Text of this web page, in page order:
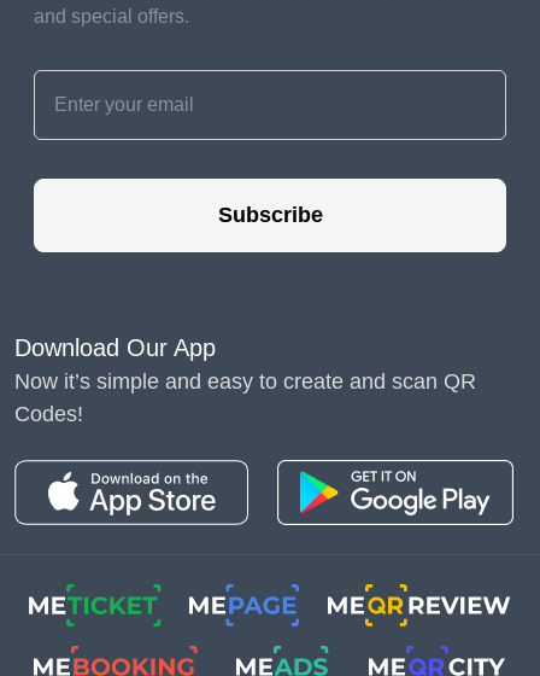
น้อยหนึ่งเกมที่ผู้เล่นอาจ
นอกเหนือจากการนำ
เสนอผลิตภัณฑ์ใหม่
และที่มีอยู่แล้ว คุณ
สร้างรหัส QR พร้อม
เกมกระดานเฉพาะหรือ
เกมใดก็ได้
บางคนที่ไม่คุ้นเคยกับ
and special offers.
Subscribe
Download Our App
Now it’s simple and easy to create and scan QR
Codes!